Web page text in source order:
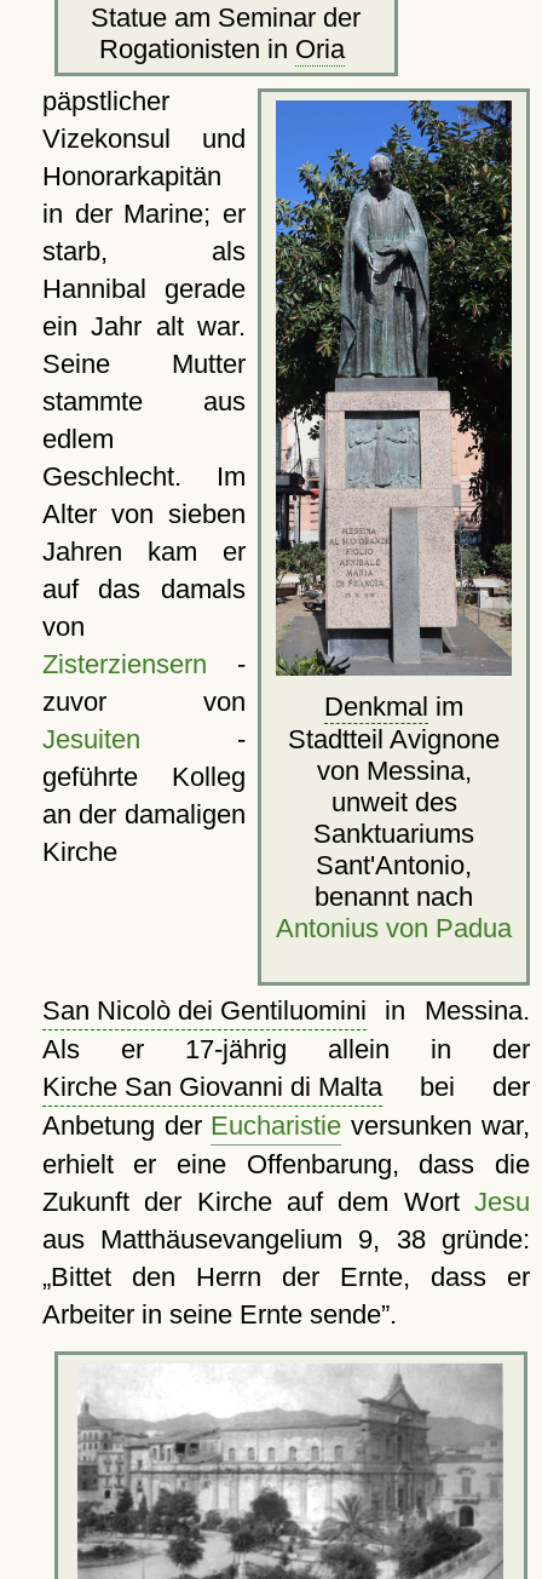
Statue am Seminar der
Rogationisten in Oria
Denkmal im
Stadtteil Avignone
von Messina,
unweit des
Sanktuariums
Sant'Antonio,
benannt nach
Antonius von Padua
päpstlicher
Vizekonsul und
Honorarkapitän
in der Marine; er
starb, als
Hannibal gerade
ein Jahr alt war.
Seine Mutter
stammte aus
edlem
Geschlecht. Im
Alter von sieben
Jahren kam er
auf das damals
von
Zisterziensern -
zuvor von
Jesuiten -
geführte Kolleg
an der damaligen
Kirche
San Nicolò dei Gentiluomini in Messina.
Als er 17-jährig allein in der
Kirche San Giovanni di Maltabei der
Anbetung der Eucharistie versunken war,
erhielt er eine Offenbarung, dass die
Zukunft der Kirche auf dem Wort Jesu
aus Matthäusevangelium 9, 38 gründe:
Bittet den Herrn der Ernte, dass er
Arbeiter in seine Ernte sende .